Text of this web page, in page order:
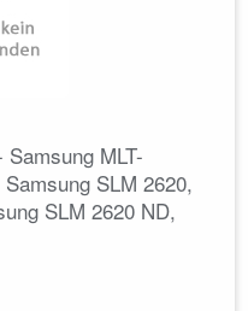
MLT-
SLM 2620,
SLM 2620 ND,